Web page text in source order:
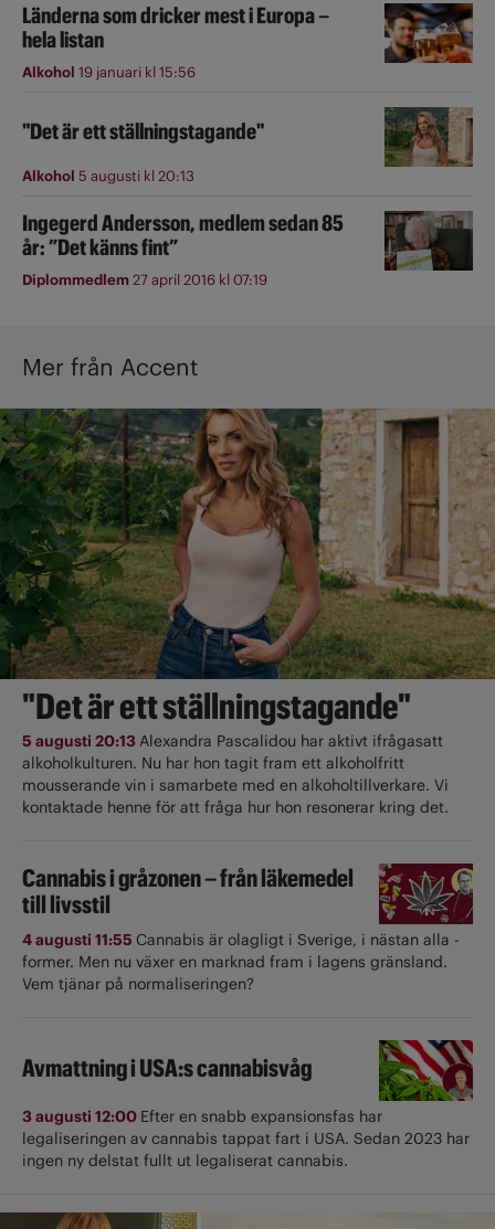
Länderna som dricker mest i Europa –
hela listan
Alkohol 19 januari kl 15:56
"Det är ett ställningstagande"
Alkohol 5 augusti kl 20:13
Ingegerd Andersson, medlem sedan 85
år: ”Det känns fint”
Diplommedlem27 april 2016 kl 07:19
Mer från Accent
"Det är ett ställningstagande"
5 augusti 20:13 Alexandra Pascalidou har aktivt ifrågasatt
alkoholkulturen. Nu har hon tagit fram ett alkoholfritt
mousserande vin i samarbete med en alkoholtillverkare. Vi
kontaktade henne för att fråga hur hon resonerar kring det.
Cannabis i gråzonen – från läkemedel
till livsstil
4 augusti 11:55 Cannabis är olagligt i ­Sverige, i nästan alla ­
former. Men nu växer en marknad fram i lagens gränsland.
Vem tjänar på normaliseringen?
Avmattning i USA:s cannabisvåg
3 augusti 12:00 Efter en snabb expansionsfas har
legaliseringen av cannabis tappat fart i USA. Sedan 2023 har
ingen ny delstat fullt ut ­legaliserat cannabis.